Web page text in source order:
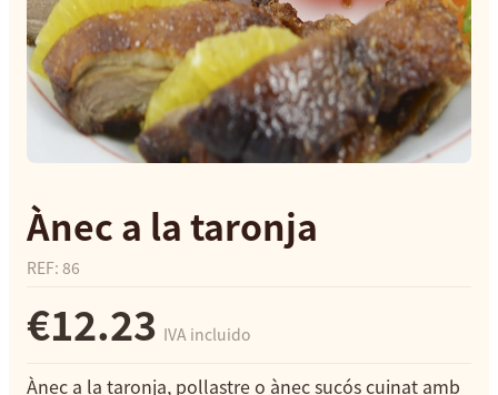
Ànec a la taronja
REF: 86
€12.23 IVA incluido
Ànec a la taronja, pollastre o ànec sucós cuinat amb